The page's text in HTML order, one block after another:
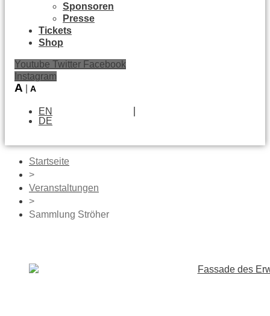
Sponsoren
Presse
Tickets
Shop
Youtube Twitter Facebook
Instagram
A A
EN
DE
Startseite
>
Veranstaltungen
>
Sammlung Ströher